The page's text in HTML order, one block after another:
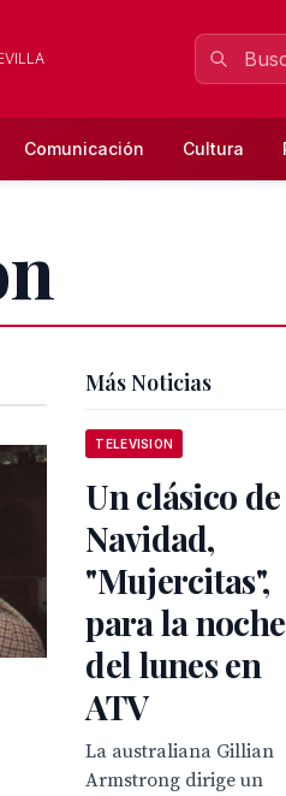
Comunicación Cultura
Más Noticias
TELEVISION
Un clásico de
Navidad,
"Mujercitas",
para la noche
del lunes en
ATV
La australiana Gillian
Armstrong dirige un